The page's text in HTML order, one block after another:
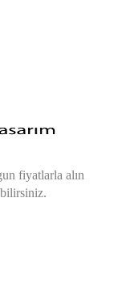
fiyatlarla alın